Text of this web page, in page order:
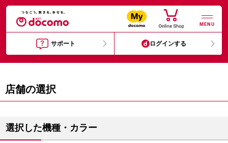
MENU
サポート ログインする
店舗の選択
選択した機種・カラー